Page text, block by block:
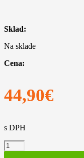
Sklad:
Na sklade
Cena:
44,90€
s DPH
množstvo
Štiepkovací